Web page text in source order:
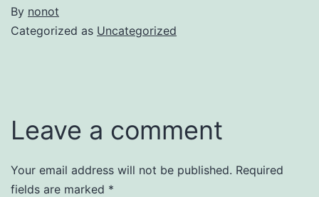
By nonot
Categorized as Uncategorized
Leave a comment
Your email address will not be published. Required
fields are marked *